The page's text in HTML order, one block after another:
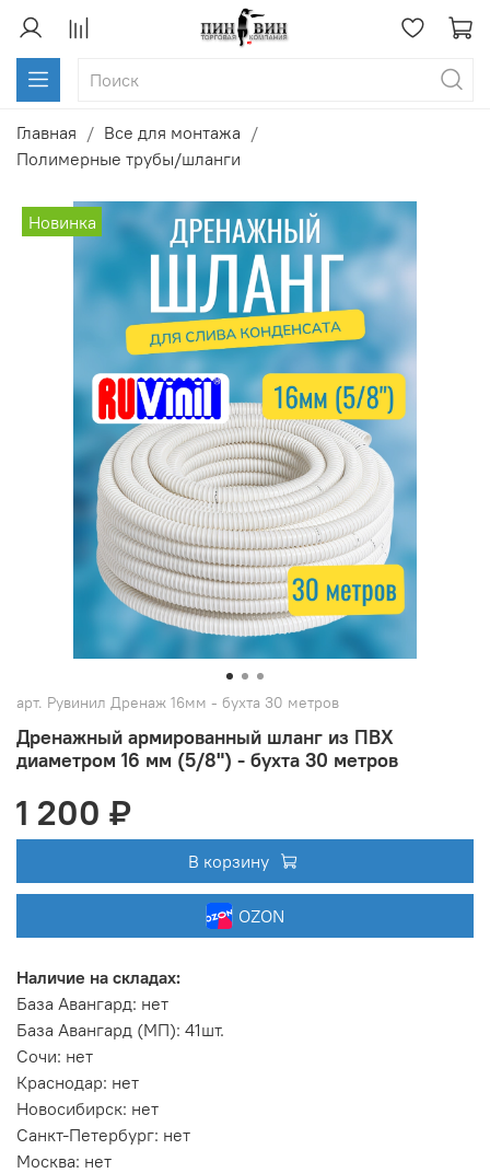
Главная
Все для монтажа
Полимерные трубы/шланги
Новинка
арт. Рувинил Дренаж 16мм - бухта 30 метров
Дренажный армированный шланг из ПВХ
диаметром 16 мм (5/8") - бухта 30 метров
1 200 ₽
В корзину
OZON
Наличие на складах:
База Авангард: нет
База Авангард (МП): 41шт.
Сочи: нет
Краснодар: нет
Новосибирск: нет
Санкт-Петербург: нет
Москва: нет